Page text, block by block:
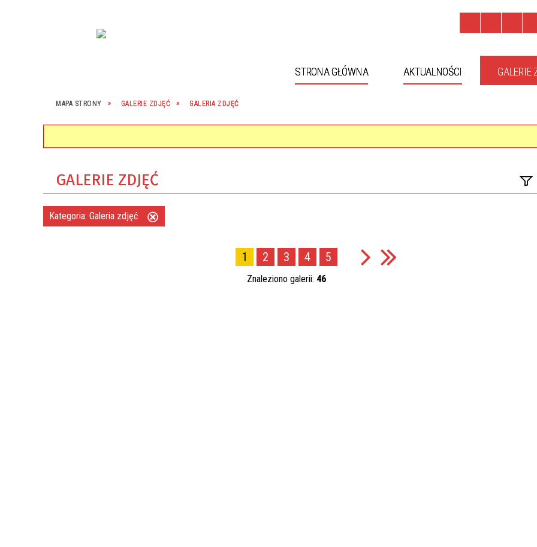
STRONA GŁÓWNA AKTUALNOŚCI GALERIE
MAPA STRONY GALERIE ZDJĘĆ GALERIA ZDJĘĆ
GALERIE ZDJĘĆ
Kategoria: Galeria zdjęć
1 2 3 4 5
Znaleziono galerii: 46